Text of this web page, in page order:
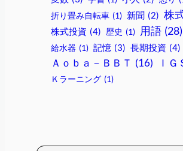
折り畳み自転車 (1) 新聞 (2) 株
株式投資 (4) 歴史 (1) 用語 (28)
給水器 (1) 記憶 (3) 長期投資 (4)
Ａｏｂａ－ＢＢＴ (16) ＩＧ
Ｋラーニング (1)